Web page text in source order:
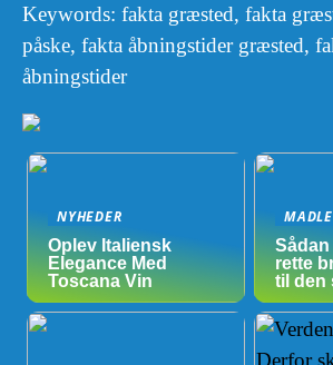
Keywords: fakta græsted, fakta
påske, fakta åbningstider græsted,
åbningstider
NYHEDER
Oplev Italiensk
Elegance Med
Toscana Vin
rette
til den